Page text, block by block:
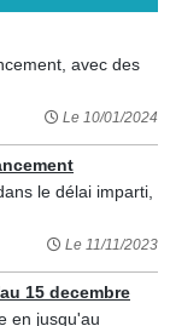
avec des
Le 10/01/2024
le délai imparti,
Le 11/11/2023
15 decembre
en jusqu'au